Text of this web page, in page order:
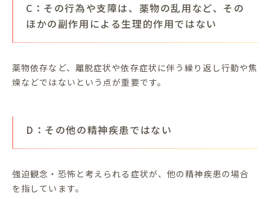
C：その行為や支障は、薬物の乱用など、その
ほかの副作用による生理的作用ではない
薬物依存など、離脱症状や依存症状に伴う繰り返し行動や焦
燥などではないという点が重要です。
D：その他の精神疾患ではない
強迫観念・恐怖と考えられる症状が、他の精神疾患の場合
を指しています。